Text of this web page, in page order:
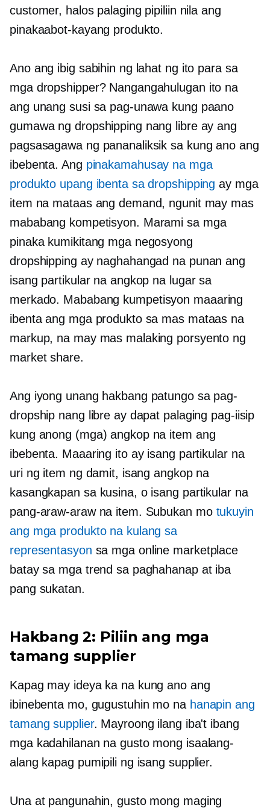
customer, halos palaging pipiliin nila ang
pinakaabot-kayang produkto.
Ano ang ibig sabihin ng lahat ng ito para sa
mga dropshipper? Nangangahulugan ito na
ang unang susi sa pag-unawa kung paano
gumawa ng dropshipping nang libre ay ang
pagsasagawa ng pananaliksik sa kung ano ang
ibebenta. Ang pinakamahusay na mga
produkto upang ibenta sa dropshipping ay mga
item na mataas ang demand, ngunit may mas
mababang kompetisyon. Marami sa mga
pinaka kumikitang mga negosyong
dropshipping ay naghahangad na punan ang
isang partikular na angkop na lugar sa
merkado. Mababang kumpetisyon maaaring
ibenta ang mga produkto sa mas mataas na
markup, na may mas malaking porsyento ng
market share.
Ang iyong unang hakbang patungo sa pag-
dropship nang libre ay dapat palaging pag-iisip
kung anong (mga) angkop na item ang
ibebenta. Maaaring ito ay isang partikular na
uri ng item ng damit, isang angkop na
kasangkapan sa kusina, o isang partikular na
pang-araw-araw na item. Subukan mo tukuyin
ang mga produkto na kulang sa
representasyon sa mga online marketplace
batay sa mga trend sa paghahanap at iba
pang sukatan.
Hakbang 2: Piliin ang mga
tamang supplier
Kapag may ideya ka na kung ano ang
ibinebenta mo, gugustuhin mo na hanapin ang
tamang supplier. Mayroong ilang iba't ibang
mga kadahilanan na gusto mong isaalang-
alang kapag pumipili ng isang supplier.
Una at pangunahin, gusto mong maging